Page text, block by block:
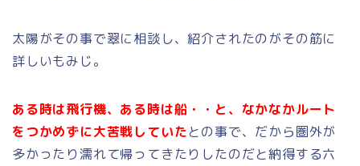
太陽がその事で翠に相談し、紹介されたのがその筋に
詳しいもみじ。
ある時は飛行機、ある時は船・・と、なかなかルート
をつかめずに大苦戦していたとの事で、だから圏外が
多かったり濡れて帰ってきたりしたのだと納得する六